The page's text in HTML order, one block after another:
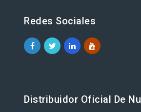
Redes Sociales
Distribuidor Oficial De